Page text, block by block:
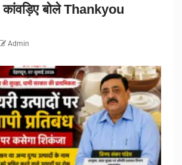
बोले Thankyou
Admin